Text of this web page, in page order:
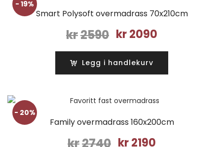
- 19%
Smart Polysoft overmadrass 70x210cm
kr2590 Opprinnelig
var:
kr2590.
kr2090
kr2090.
Legg i handlekurv
- 20%
Family overmadrass 160x200cm
kr2740 Opprinnelig
kr2190